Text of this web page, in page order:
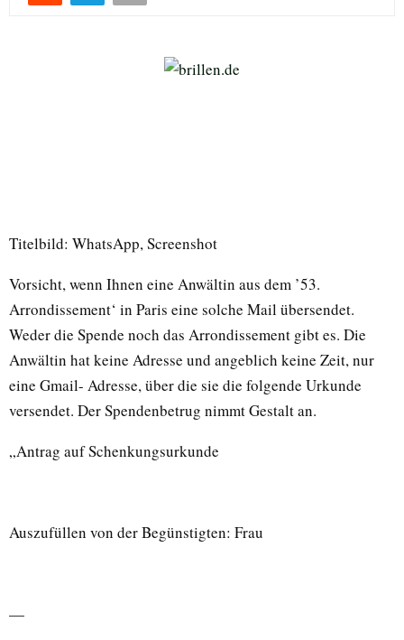
Titelbild: WhatsApp, Screenshot
Vorsicht, wenn Ihnen eine Anwältin aus dem ’53.
Arrondissement‘ in Paris eine solche Mail übersendet.
Weder die Spende noch das Arrondissement gibt es. Die
Anwältin hat keine Adresse und angeblich keine Zeit, nur
eine Gmail- Adresse, über die sie die folgende Urkunde
versendet. Der Spendenbetrug nimmt Gestalt an.
„Antrag auf Schenkungsurkunde
Auszufüllen von der Begünstigten: Frau
—